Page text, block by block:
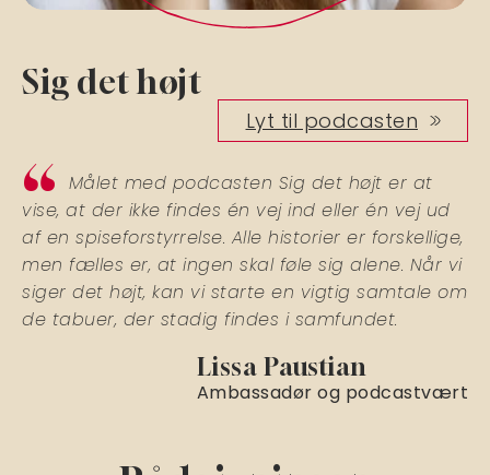
Sig det højt
Lyt til podcasten
Målet med podcasten Sig det højt er at
vise, at der ikke findes én vej ind eller én vej ud
af en spiseforstyrrelse. Alle historier er forskellige,
men fælles er, at ingen skal føle sig alene. Når vi
siger det højt, kan vi starte en vigtig samtale om
de tabuer, der stadig findes i samfundet.
Lissa Paustian
Ambassadør og podcastvært